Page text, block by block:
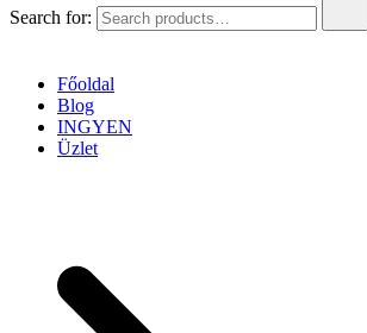
Search for:
Főoldal
Blog
INGYEN
Üzlet